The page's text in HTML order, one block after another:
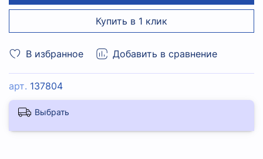
В избранное Добавить в сравнение
арт. 137804
Купить в 1 клик
Выбрать